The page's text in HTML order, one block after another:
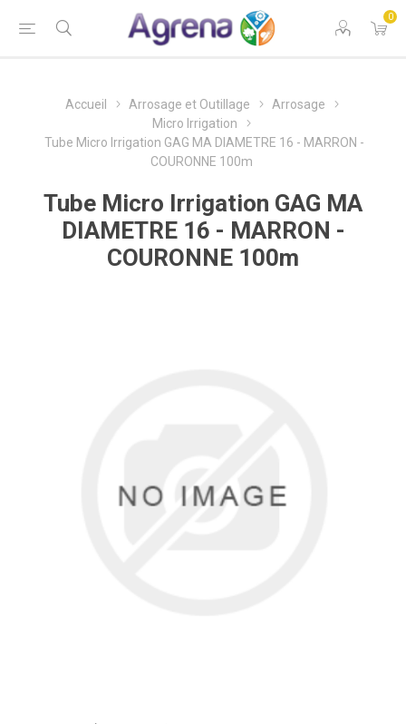
0
Accueil Arrosage et Outillage
Arrosage
Micro Irrigation
Tube Micro Irrigation GAG MA DIAMETRE 16 - MARRON -
COURONNE 100m
Tube Micro Irrigation GAG MA
DIAMETRE 16 - MARRON -
COURONNE 100m